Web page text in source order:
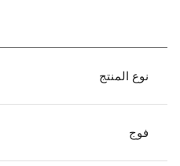
نوع المنتج
فوج